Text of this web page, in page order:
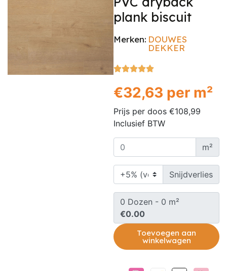
plank biscuit
Merken: DOUWES
DEKKER

€32,63 per m²
Prijs per doos €108,99
Inclusief BTW
m²
Snijdverlies
0 Dozen - 0 m²
€0.00
Toevoegen aan
winkelwagen